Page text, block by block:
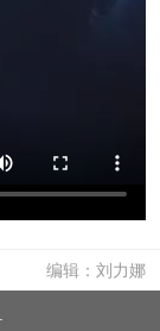
编辑：刘力娜